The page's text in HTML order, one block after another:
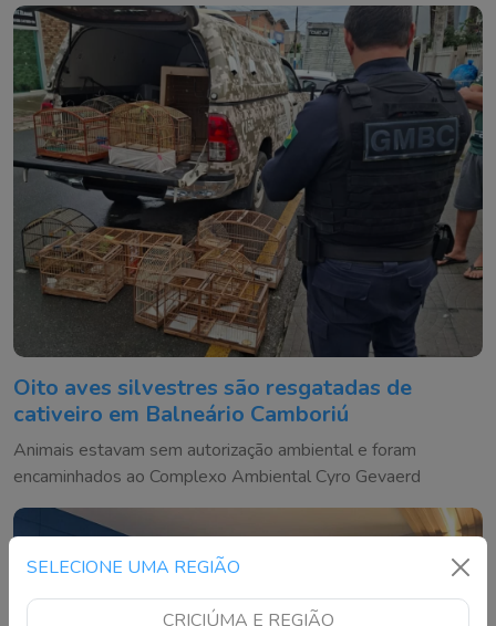
SELECIONE UMA REGIÃO
CRICIÚMA E REGIÃO
Oito aves silvestres são resgatadas de
cativeiro em Balneário Camboriú
Animais estavam sem autorização ambiental e foram
encaminhados ao Complexo Ambiental Cyro Gevaerd